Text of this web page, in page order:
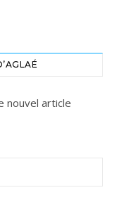
nouvel article